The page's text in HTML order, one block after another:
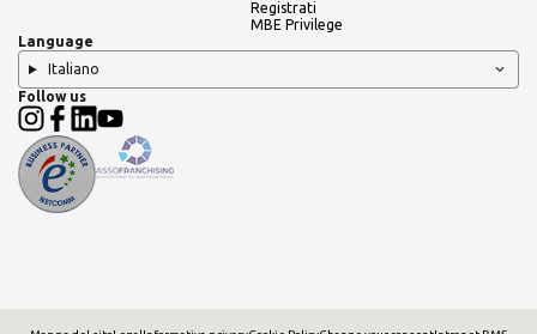
Registrati
MBE Privilege
Language
Italiano
Follow us